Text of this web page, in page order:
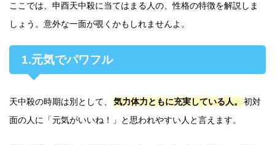
ここでは、申酉天中殺に当てはまる人の、性格の特徴を解説しま
しょう。意外な一面が覗くかもしれませんよ。
1.元気でパワフル
天中殺の時期は別として、 気力体力ともに充実している人。
初対
面の人に「元気がいいね！」と思われやすい人と言えます。